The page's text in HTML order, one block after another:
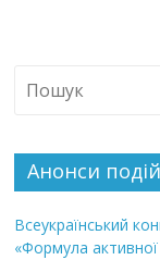
Анонси
Всеукраїнський
«Формула активної